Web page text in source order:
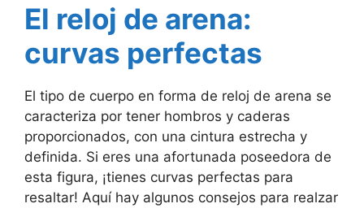
El reloj de arena:
curvas perfectas
El tipo de cuerpo en forma de reloj de arena se
caracteriza por tener hombros y caderas
proporcionados, con una cintura estrecha y
definida. Si eres una afortunada poseedora de
esta figura, ¡tienes curvas perfectas para
resaltar! Aquí hay algunos consejos para realzar